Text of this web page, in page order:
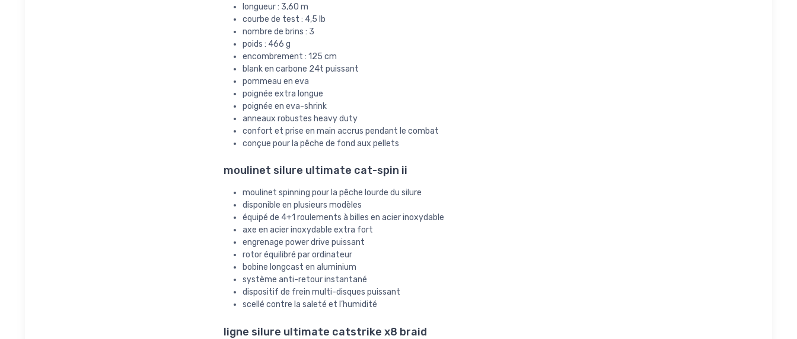
longueur : 3,60 m
courbe de test : 4,5 lb
nombre de brins : 3
poids : 466 g
encombrement : 125 cm
blank en carbone 24t puissant
pommeau en eva
poignée extra longue
poignée en eva-shrink
anneaux robustes heavy duty
confort et prise en main accrus pendant le combat
conçue pour la pêche de fond aux pellets
moulinet silure ultimate cat-spin ii
moulinet spinning pour la pêche lourde du silure
disponible en plusieurs modèles
équipé de 4+1 roulements à billes en acier inoxydable
axe en acier inoxydable extra fort
engrenage power drive puissant
rotor équilibré par ordinateur
bobine longcast en aluminium
système anti-retour instantané
dispositif de frein multi-disques puissant
scellé contre la saleté et l’humidité
ligne silure ultimate catstrike x8 braid